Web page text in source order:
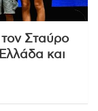
Σταύρο
και